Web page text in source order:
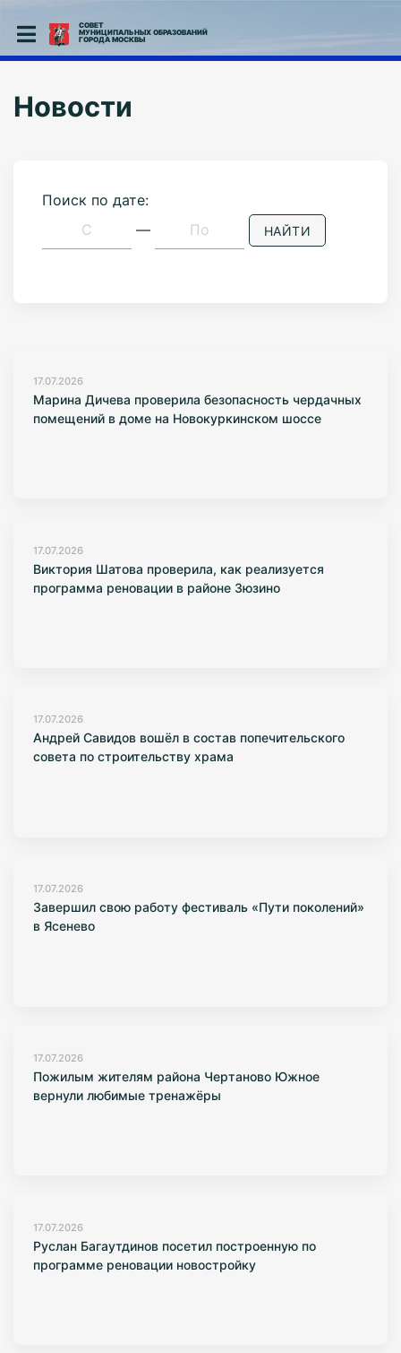
СОВЕТ
МУНИЦИПАЛЬНЫХ ОБРАЗОВАНИЙ
ГОРОДА МОСКВЫ
Новости
Поиск по дате:
—
НАЙТИ
17.07.2026
Марина Дичева проверила безопасность чердачных
помещений в доме на Новокуркинском шоссе
17.07.2026
Виктория Шатова проверила, как реализуется
программа реновации в районе Зюзино
17.07.2026
Андрей Савидов вошёл в состав попечительского
совета по строительству храма
17.07.2026
Завершил свою работу фестиваль «Пути поколений»
в Ясенево
17.07.2026
Пожилым жителям района Чертаново Южное
вернули любимые тренажёры
17.07.2026
Руслан Багаутдинов посетил построенную по
программе реновации новостройку